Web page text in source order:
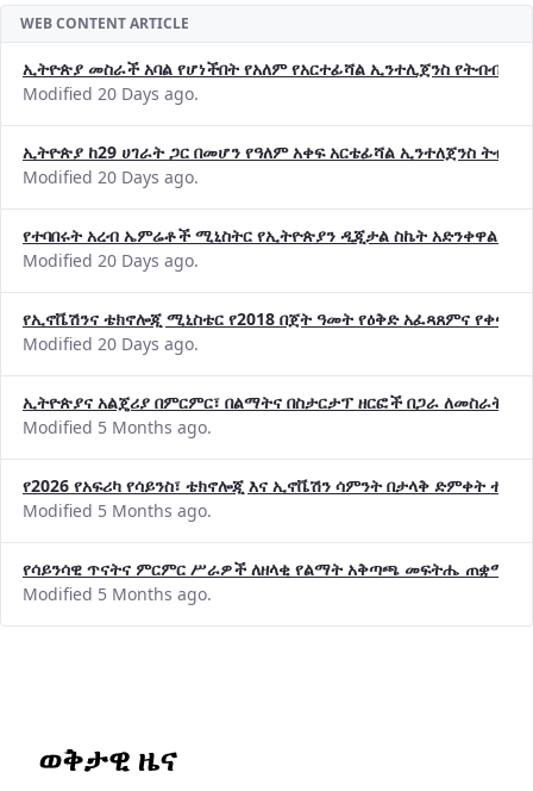
WEB CONTENT ARTICLE
ኢትዮጵያ መስራች አባል የሆነችበት የአለም የአርተፊሻል ኢንተሊጀንስ የትብብር
Modified 20 Days ago.
ኢትዮጵያ ከ29 ሀገራት ጋር በመሆን የዓለም አቀፍ አርቴፊሻል ኢንተለጀንስ
Modified 20 Days ago.
የተባበሩት አረብ ኤምሬቶች ሚኒስትር የኢትዮጵያን ዲጂታል ስኬት አድንቀዋል
Modified 20 Days ago.
የኢኖቬሽንና ቴክኖሎጂ ሚኒስቴር የ2018 በጀት ዓመት የዕቅድ አፈጻጸምና
Modified 20 Days ago.
ኢትዮጵያና አልጄሪያ በምርምር፣ በልማትና በስታርታፕ ዘርፎች በጋራ ለመስራት
Modified 5 Months ago.
የ2026 የአፍሪካ የሳይንስ፣ ቴክኖሎጂ እና ኢኖቬሽን ሳምንት በታላቅ ድምቀት
Modified 5 Months ago.
የሳይንሳዊ ጥናትና ምርምር ሥራዎች ለዘላቂ የልማት አቅጣጫ መፍትሔ ጠቋሚ
Modified 5 Months ago.
ወቅታዊ ዜና